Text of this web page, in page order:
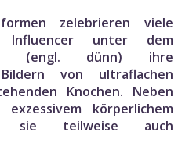
zelebrieren viele
Influencer unter dem
(engl. dünn) ihre
von ultraflachen
Knochen. Neben
körperlichem
sie teilweise auch